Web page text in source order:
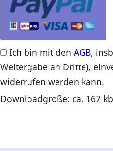
Ich bin mit denAGB,
Weitergabe an Dritte),
widerrufen werden kann.
Downloadgröße: ca. 167 kb